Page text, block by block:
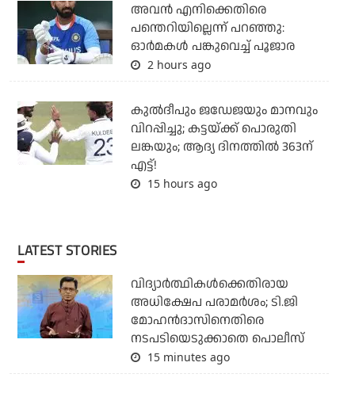
അവന്‍ എനിക്കെതിരെ
പന്തെറിയില്ലെന്ന് പറഞ്ഞു:
ഓര്‍മകള്‍ പങ്കുവെച്ച് പൂജാര
2 hours ago
കുല്‍ദീപും ജഡേജയും മാനവും
വിറപ്പിച്ചു; കട്ടയ്ക്ക് പൊരുതി
ലങ്കയും; ആദ്യ ദിനത്തില്‍ 363ന്
എട്ട്!
15 hours ago
LATEST STORIES
വിദ്യാര്‍ത്ഥികള്‍ക്കെതിരായ
അധിക്ഷേപ പരാമര്‍ശം; ടി.ജി
മോഹന്‍ദാസിനെതിരെ
നടപടിയെടുക്കാതെ പൊലീസ്
15 minutes ago